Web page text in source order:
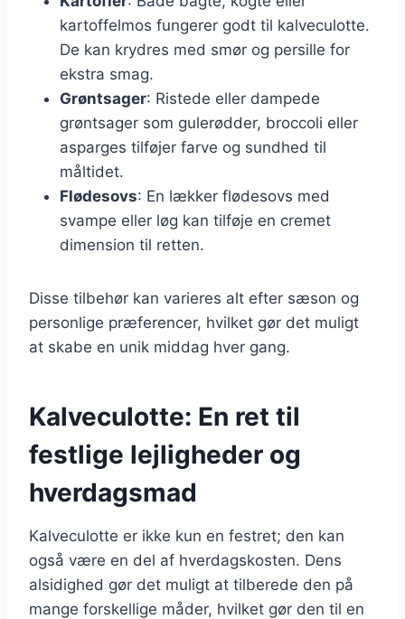
kartoffelmos fungerer godt til kalveculotte.
De kan krydres med smør og persille for
ekstra smag.
Grøntsager: Ristede eller dampede
grøntsager som gulerødder, broccoli eller
asparges tilføjer farve og sundhed til
måltidet.
Flødesovs: En lækker flødesovs med
svampe eller løg kan tilføje en cremet
dimension til retten.
Disse tilbehør kan varieres alt efter sæson og
personlige præferencer, hvilket gør det muligt
at skabe en unik middag hver gang.
Kalveculotte: En ret til
festlige lejligheder og
hverdagsmad
Kalveculotte er ikke kun en festret; den kan
også være en del af hverdagskosten. Dens
alsidighed gør det muligt at tilberede den på
mange forskellige måder, hvilket gør den til en